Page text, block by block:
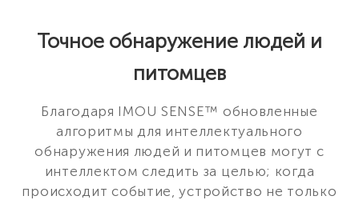
Точное обнаружение людей и
питомцев
Благодаря IMOU SENSE™ обновленные
алгоритмы для интеллектуального
обнаружения людей и питомцев могут с
интеллектом следить за целью; когда
происходит событие, устройство не только